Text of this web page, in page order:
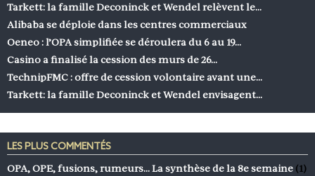
Tarkett: la famille Deconinck et Wendel relèvent le…
Alibaba se déploie dans les centres commerciaux
Oeneo : l’OPA simplifiée se déroulera du 6 au 19…
Casino a finalisé la cession des murs de 26…
TechnipFMC : offre de cession volontaire avant une…
Tarkett: la famille Deconinck et Wendel envisagent…
LES PLUS COMMENTÉS
OPA, OPE, fusions, rumeurs… La synthèse de la 8e semaine (1)